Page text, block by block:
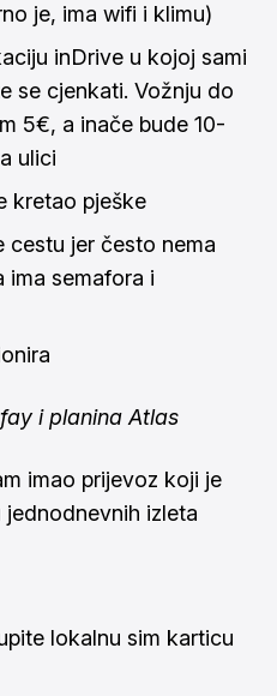
je, ima wifi i klimu)
inDrive u kojoj sami
se cjenkati. Vožnju do
5€, a inače bude 10-
ulici
kretao pješke
cestu jer često nema
ima semafora i
i planina Atlas
imao prijevoz koji je
izleta
lokalnu sim karticu